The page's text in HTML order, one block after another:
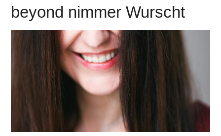
RESERVIERUNG
ÜBER EINEDRAHN
beyond nimmer Wurscht